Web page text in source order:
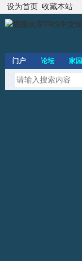
设为首页 收藏本站
门户 论坛 家园